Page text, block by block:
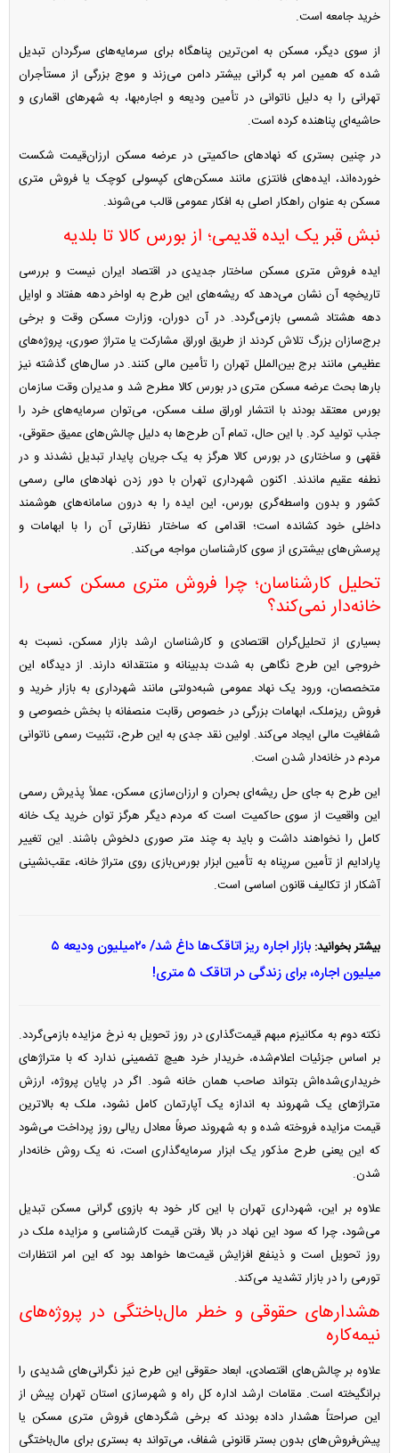
خرید جامعه است.
از سوی دیگر، مسکن به امن‌ترین پناهگاه برای سرمایه‌های سرگردان تبدیل
شده که همین امر به گرانی بیشتر دامن می‌زند و موج بزرگی از مستأجران
تهرانی را به دلیل ناتوانی در تأمین ودیعه و اجاره‌بها، به شهر‌های اقماری و
حاشیه‌ای پناهنده کرده است.
در چنین بستری که نهاد‌های حاکمیتی در عرضه مسکن ارزان‌قیمت شکست
خورده‌اند، ایده‌های فانتزی مانند مسکن‌های کپسولی کوچک یا فروش متری
مسکن به عنوان راهکار اصلی به افکار عمومی قالب می‌شوند.
نبش قبر یک ایده قدیمی؛ از بورس کالا تا بلدیه
ایده فروش متری مسکن ساختار جدیدی در اقتصاد ایران نیست و بررسی
تاریخچه آن نشان می‌دهد که ریشه‌های این طرح به اواخر دهه هفتاد و اوایل
دهه هشتاد شمسی بازمی‌گردد. در آن دوران، وزارت مسکن وقت و برخی
برج‌سازان بزرگ تلاش کردند از طریق اوراق مشارکت یا متراژ صوری، پروژه‌های
عظیمی مانند برج بین‌الملل تهران را تأمین مالی کنند. در سال‌های گذشته نیز
بار‌ها بحث عرضه مسکن متری در بورس کالا مطرح شد و مدیران وقت سازمان
بورس معتقد بودند با انتشار اوراق سلف مسکن، می‌توان سرمایه‌های خرد را
جذب تولید کرد. با این حال، تمام آن طرح‌ها به دلیل چالش‌های عمیق حقوقی،
فقهی و ساختاری در بورس کالا هرگز به یک جریان پایدار تبدیل نشدند و در
نطفه عقیم ماندند. اکنون شهرداری تهران با دور زدن نهاد‌های مالی رسمی
کشور و بدون واسطه‌گری بورس، این ایده را به درون سامانه‌های هوشمند
داخلی خود کشانده است؛ اقدامی که ساختار نظارتی آن را با ابهامات و
پرسش‌های بیشتری از سوی کارشناسان مواجه می‌کند.
تحلیل کارشناسان؛ چرا فروش متری مسکن کسی را
خانه‌دار نمی‌کند؟
بسیاری از تحلیل‌گران اقتصادی و کارشناسان ارشد بازار مسکن، نسبت به
خروجی این طرح نگاهی به شدت بدبینانه و منتقدانه دارند. از دیدگاه این
متخصصان، ورود یک نهاد عمومی شبه‌دولتی مانند شهرداری به بازار خرید و
فروش ریزملک، ابهامات بزرگی در خصوص رقابت منصفانه با بخش خصوصی و
شفافیت مالی ایجاد می‌کند. اولین نقد جدی به این طرح، تثبیت رسمی ناتوانی
مردم در خانه‌دار شدن است.
این طرح به جای حل ریشه‌ای بحران و ارزان‌سازی مسکن، عملاً پذیرش رسمی
این واقعیت از سوی حاکمیت است که مردم دیگر هرگز توان خرید یک خانه
کامل را نخواهند داشت و باید به چند متر صوری دلخوش باشند. این تغییر
پارادایم از تأمین سرپناه به تأمین ابزار بورس‌بازی روی متراژ خانه، عقب‌نشینی
آشکار از تکالیف قانون اساسی است.
بیشتر بخوانید:
بازار اجاره ریز اتاقک‌ها داغ شد/ ۲۰میلیون ودیعه ۵
میلیون اجاره، برای زندگی در اتاقک ۵ متری!
نکته دوم به مکانیزم مبهم قیمت‌گذاری در روز تحویل به نرخ مزایده بازمی‌گردد.
بر اساس جزئیات اعلام‌شده، خریدار خرد هیچ تضمینی ندارد که با متراژ‌های
خریداری‌شده‌اش بتواند صاحب همان خانه شود. اگر در پایان پروژه، ارزش
متراژ‌های یک شهروند به اندازه یک آپارتمان کامل نشود، ملک به بالاترین
قیمت مزایده فروخته شده و به شهروند صرفاً معادل ریالی روز پرداخت می‌شود
که این یعنی طرح مذکور یک ابزار سرمایه‌گذاری است، نه یک روش خانه‌دار
شدن.
علاوه بر این، شهرداری تهران با این کار خود به بازوی گرانی مسکن تبدیل
می‌شود، چرا که سود این نهاد در بالا رفتن قیمت کارشناسی و مزایده ملک در
روز تحویل است و ذینفع افزایش قیمت‌ها خواهد بود که این امر انتظارات
تورمی را در بازار تشدید می‌کند.
هشدار‌های حقوقی و خطر مال‌باختگی در پروژه‌های
نیمه‌کاره
علاوه بر چالش‌های اقتصادی، ابعاد حقوقی این طرح نیز نگرانی‌های شدیدی را
برانگیخته است. مقامات ارشد اداره کل راه و شهرسازی استان تهران پیش از
این صراحتاً هشدار داده بودند که برخی شگرد‌های فروش متری مسکن یا
پیش‌فروش‌های بدون بستر قانونی شفاف، می‌تواند به بستری برای مال‌باختگی